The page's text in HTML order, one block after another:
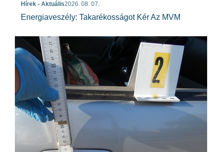
Hírek - Aktuális2026. 08. 07.
Energiaveszély: Takarékosságot Kér Az MVM